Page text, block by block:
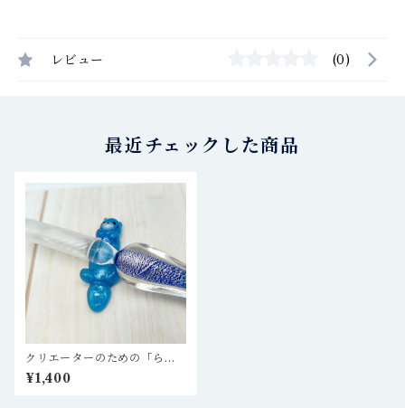
レビュー (0)
最近チェックした商品
クリエーターのための「らっ
この筆置き」水色 スカイブ
ルー ＊ レジン作家、粘土作
¥1,400